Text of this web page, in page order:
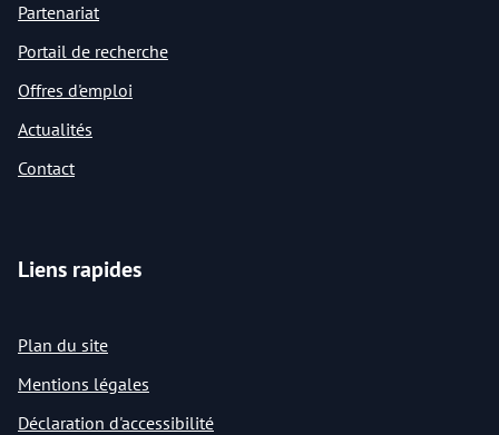
Partenariat
Portail de recherche
Offres d'emploi
Actualités
Contact
Liens rapides
Plan du site
Mentions légales
Déclaration d'accessibilité